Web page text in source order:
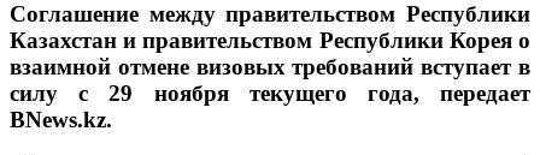
Соглашение между правительством Республики
Казахстан и правительством Республики Корея о
взаимной отмене визовых требований вступает в
силу с 29 ноября текущего года, передает
BNews.kz.